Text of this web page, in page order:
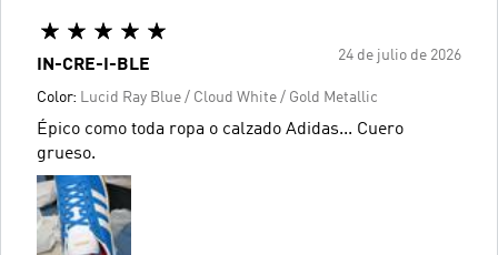
24 de julio de 2026
IN-CRE-I-BLE
Color: Lucid Ray Blue / Cloud White / Gold Metallic
Épico como toda ropa o calzado Adidas... Cuero
grueso.